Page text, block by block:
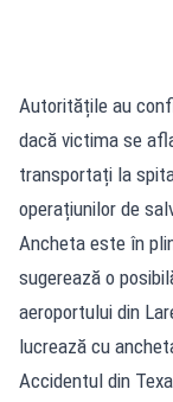
Autoritățile au
dacă victima se
transportați la
operațiunilor de
Ancheta este în
sugerează o
aeroportului din
lucrează cu
Accidentul din